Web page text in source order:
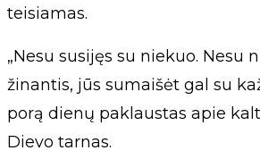
teisiamas.
„Nesu susijęs su niekuo. Nesu
žinantis, jūs sumaišėt gal su
porą dienų paklaustas apie
Dievo tarnas.